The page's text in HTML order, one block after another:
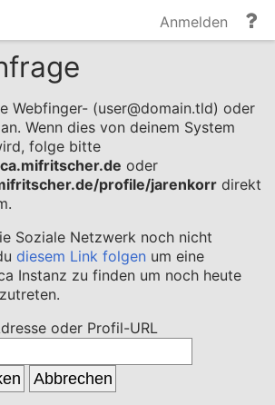
Anmelden
Webfinger- (user@domain.tld) oder
Wenn dies von deinem System
folge bitte
oder
profile/jarenkorr direkt
Soziale Netzwerk noch nicht
diesem Link folgen um eine
Instanz zu finden um noch heute
oder Profil-URL